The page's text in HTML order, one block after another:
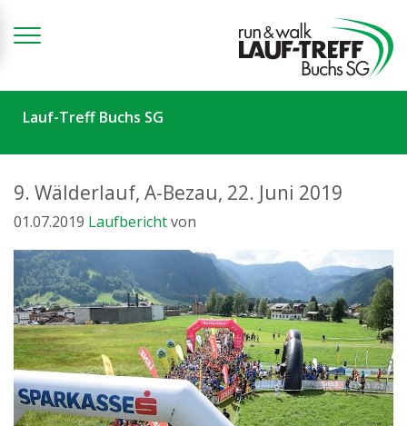
Lauf-Treff Buchs SG
9. Wälderlauf, A-Bezau, 22. Juni 2019
01.07.2019 Laufberichtvon